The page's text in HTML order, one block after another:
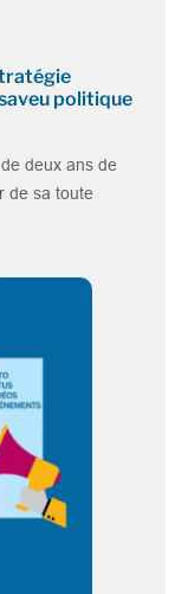
politique
deux ans de
de sa toute